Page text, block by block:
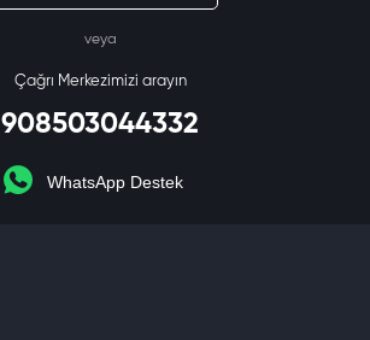
veya
Çağrı Merkezimizi arayın
908503044332
WhatsApp Destek